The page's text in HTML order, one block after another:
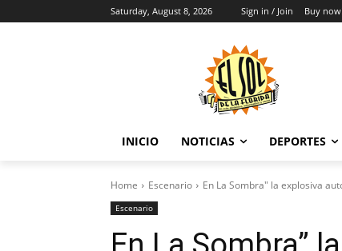
Saturday, August 8, 2026 Sign in / Join Buy now!
INICIO NOTICIAS DEPORTES
Home Escenario En La Sombra" la explosiva
Escenario